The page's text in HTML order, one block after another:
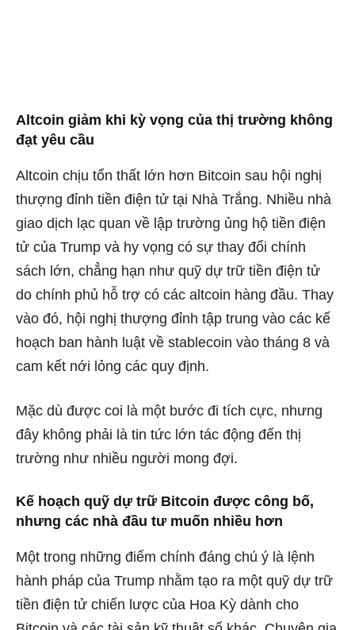
Altcoin giảm khi kỳ vọng của thị trường không
đạt yêu cầu
Altcoin chịu tổn thất lớn hơn Bitcoin sau hội nghị
thượng đỉnh tiền điện tử tại Nhà Trắng. Nhiều nhà
giao dịch lạc quan về lập trường ủng hộ tiền điện
tử của Trump và hy vọng có sự thay đổi chính
sách lớn, chẳng hạn như quỹ dự trữ tiền điện tử
do chính phủ hỗ trợ có các altcoin hàng đầu. Thay
vào đó, hội nghị thượng đỉnh tập trung vào các kế
hoạch ban hành luật về stablecoin vào tháng 8 và
cam kết nới lỏng các quy định.
Mặc dù được coi là một bước đi tích cực, nhưng
đây không phải là tin tức lớn tác động đến thị
trường như nhiều người mong đợi.
Kế hoạch quỹ dự trữ Bitcoin được công bố,
nhưng các nhà đầu tư muốn nhiều hơn
Một trong những điểm chính đáng chú ý là lệnh
hành pháp của Trump nhằm tạo ra một quỹ dự trữ
tiền điện tử chiến lược của Hoa Kỳ dành cho